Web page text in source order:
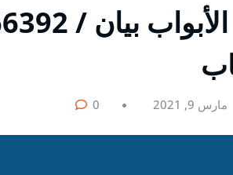
مارس 9, 2021 0